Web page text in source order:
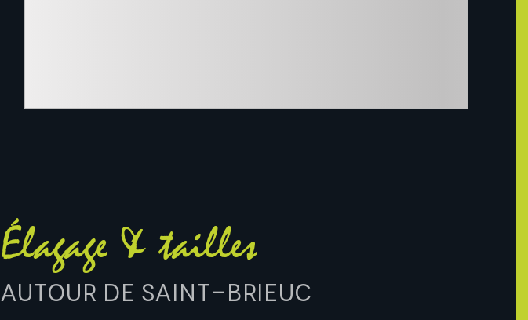
Élagage & tailles
autour de Saint-Brieuc